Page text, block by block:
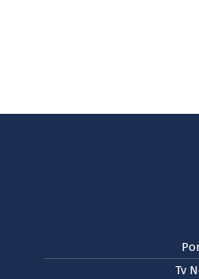
Tv